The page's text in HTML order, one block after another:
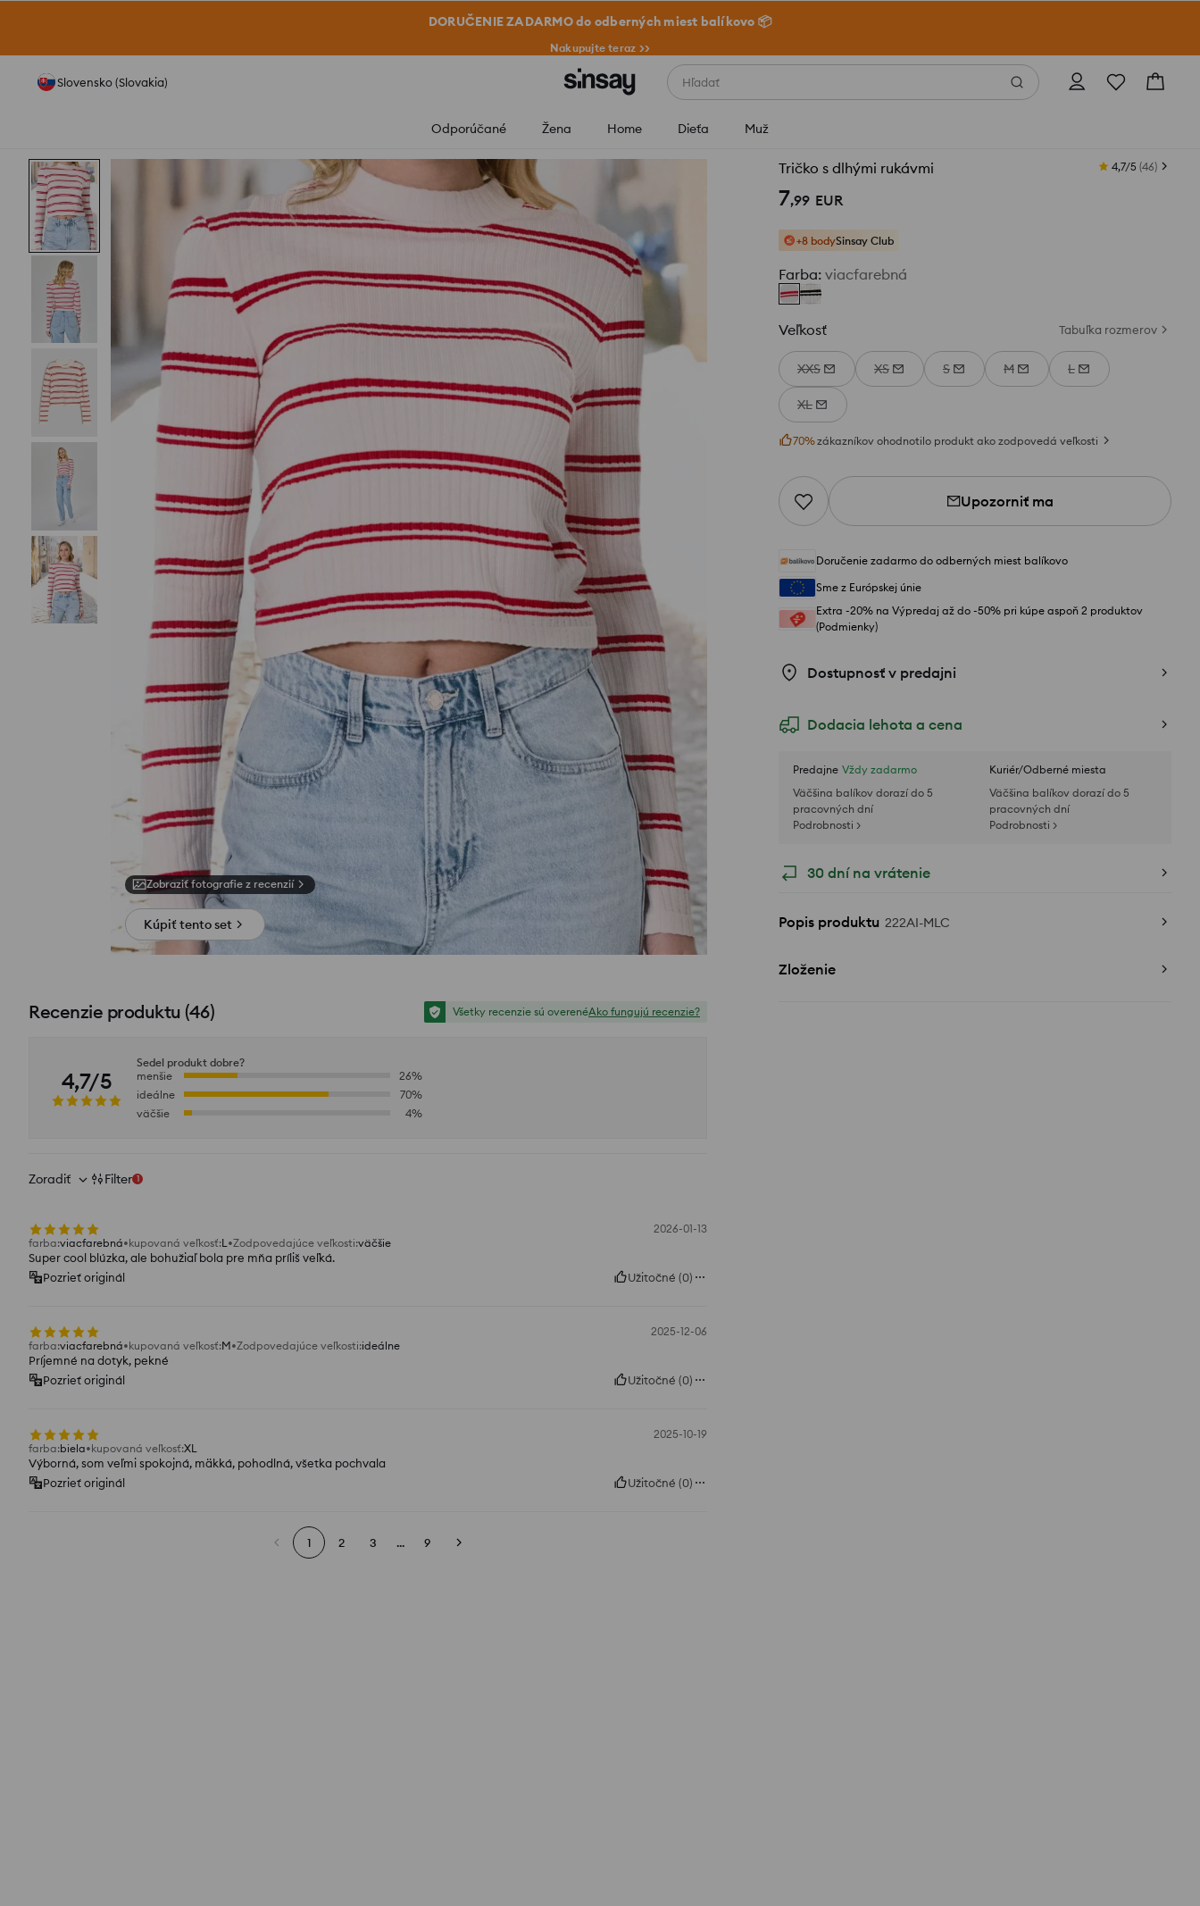
DORUČENIE ZADARMO do odberných miest balíkovo 📦
Nakupujte teraz >>
Slovensko (Slovakia) Hľadať
Odporúčané Žena Home Dieťa Muž
Tričko s dlhými rukávmi 4,7/5 (46)
7,99 EUR
+8 bodySinsay Club
Farba: viacfarebná
Veľkosť Tabuľka rozmerov
XXS XS S M L
XL
70%zákazníkov ohodnotilo produkt ako zodpovedá veľkosti
Upozorniť ma
Doručenie zadarmo do odberných miest balíkovo
Sme z Európskej únie
Extra -20% na Výpredaj až do -50% pri kúpe aspoň 2 produktov
(Podmienky)
Dostupnosť v predajni
Dodacia lehota a cena
Predajne Vždy zadarmo
Väčšina balíkov dorazí do 5
pracovných dní
Podrobnosti >
Kuriér/Odberné miesta
Väčšina balíkov dorazí do 5
pracovných dní
Podrobnosti >
30 dní na vrátenie
Popis produktu 222AI-MLC
Zloženie
Zobraziť fotografie z recenzií
Kúpiť tento set
Recenzie produktu (46) Všetky recenzie sú overenéAko fungujú recenzie?
4,7/5
Sedel produkt dobre?
menšie
26%
ideálne
70%
väčšie
4%
Zoradiť Filter 1
2026-01-13
farba:viacfarebná kupovaná veľkosť:L Zodpovedajúce veľkosti:väčšie
Super cool blúzka, ale bohužiaľ bola pre mňa príliš veľká.
Pozrieť originál
Užitočné (0)
2025-12-06
farba:viacfarebná kupovaná veľkosť:M Zodpovedajúce veľkosti:ideálne
Príjemné na dotyk, pekné
Pozrieť originál
Užitočné (0)
2025-10-19
farba:biela kupovaná veľkosť:XL
Výborná, som veľmi spokojná, mäkká, pohodlná, všetka pochvala
Pozrieť originál
Užitočné (0)
1 2 3 ... 9